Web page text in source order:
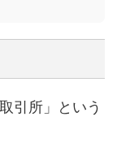
引所」という